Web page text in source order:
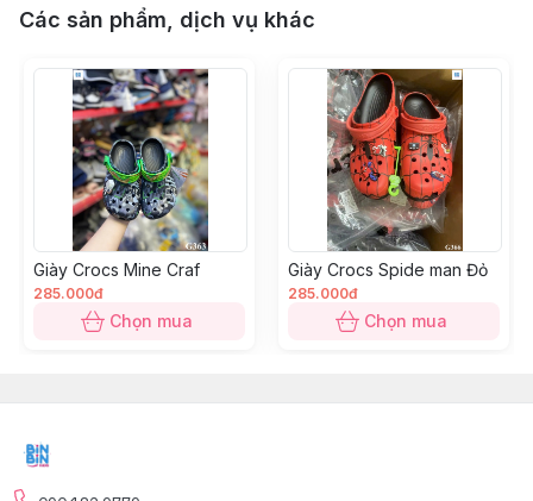
Các sản phẩm, dịch vụ khác
Giày Crocs Mine Craf
285.000đ
Chọn mua
Giày Crocs Spide man Đỏ
285.000đ
Chọn mua